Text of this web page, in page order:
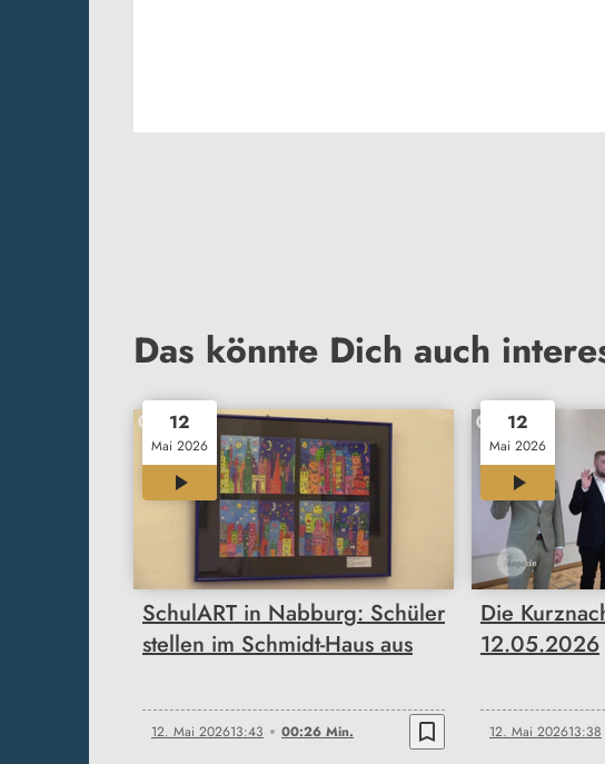
Das könnte Dich auch
12
Mai 2026
SchulART in Nabburg: Schüler
stellen im Schmidt-Haus aus
12. Mai 202613:43 00:26 Min. bookmark_border
12
Mai 2026
02:00
Die
12.05.2026
12. Mai 202613:38